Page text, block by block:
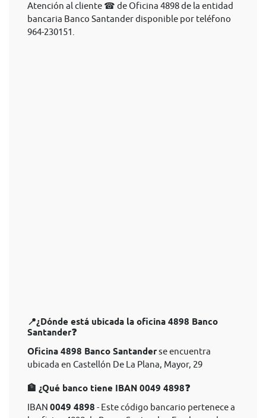
Atención al cliente ☎ de Oficina 4898 de la entidad
bancaria Banco Santander disponible por teléfono
964-230151.
📍¿Dónde está ubicada la oficina 4898 Banco
Santander❓
Oficina 4898 Banco Santanderse encuentra
ubicada en Castellón De La Plana, Mayor, 29
🏦 ¿Qué banco tiene IBAN 0049 4898❓
IBAN 0049 4898 - Este código bancario pertenece a